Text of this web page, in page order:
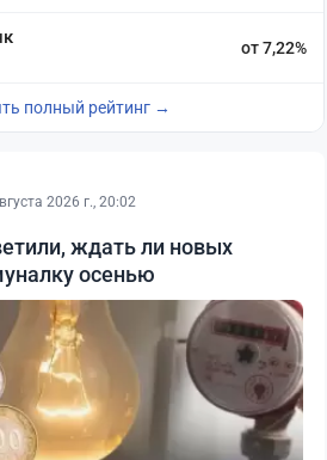
от 7,22%
полный рейтинг →
2026 г., 20:02
ждать ли новых
осенью